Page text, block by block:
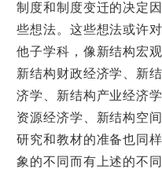
制度和制度变迁的决定
些想法。这些想法或许
他子学科，像新结构宏
新结构财政经济学、新
济学、新结构产业经济
资源经济学、新结构空
研究和教材的准备也同
象的不同而有上述的不